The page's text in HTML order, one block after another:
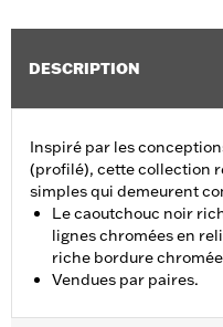
DESCRIPTION
Inspiré par les
(profilé), cette collection
simples qui demeurent
Le caoutchouc noir
lignes chromées en
riche bordure
Vendues par paires.